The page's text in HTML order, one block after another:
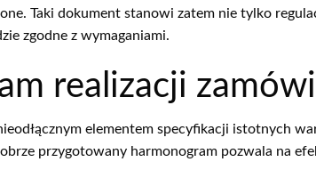
Taki dokument stanowi zatem nie tylko
zgodne z wymaganiami.
realizacji
elementem specyfikacji istotnych
przygotowany harmonogram pozwala na